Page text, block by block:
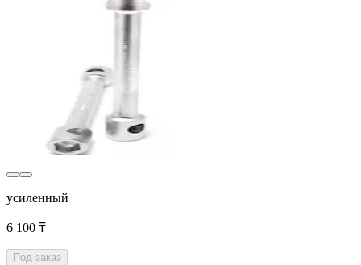
усиленный
6 100 ₸
Под заказ